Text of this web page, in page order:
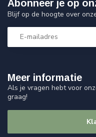
Meer informatie
Als je vragen hebt voor
graag!
Abonneer je op
Blijf op de hoogte over